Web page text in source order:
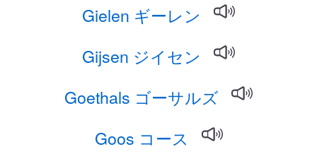
Gielen ギーレン
Gijsen ジイセン
Goethals ゴーサルズ
Goos コース